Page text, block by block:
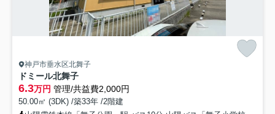
神戸市垂水区北舞子
ドミール北舞子
6.3万円 管理/共益費2,000円
50.00㎡ (3DK) /築33年 /2階建